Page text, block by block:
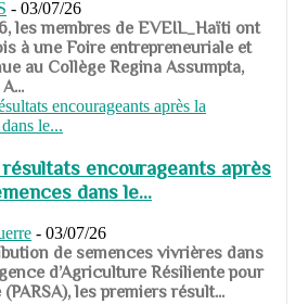
- 03/07/26
les membres de EVEIL_Haïti ont
à une Foire entrepreneuriale et
au Collège Regina Assumpta,
résultats encourageants après
dans le...
- 03/07/26
de semences vivrières dans
d’Agriculture Résiliente pour
les premiers résult...